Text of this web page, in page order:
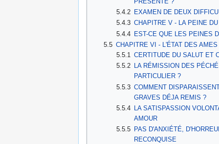
5.4.2 EXAMEN DE DEUX
5.4.3 CHAPITRE V - LA PEINE
5.4.4 EST-CE QUE LES PEINES
5.5 CHAPITRE VI - L'ÉTAT DES
5.5.1
CERTITUDE DU SALUT ET
5.5.2 LA RÉMISSION DES
PARTICULIER ?
5.5.3 COMMENT
GRAVES DÉJA REMIS ?
5.5.4
LA SATISPASSION
AMOUR
5.5.5 PAS D'ANXIÉTÉ,
RECONQUISE